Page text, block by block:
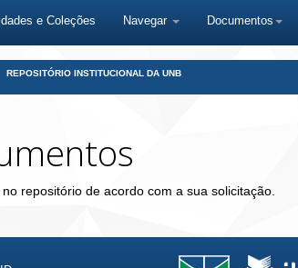
e Coleções Navegar Documentos
REPOSITÓRIO INSTITUCIONAL DA UNB
repositório de acordo com a sua solicitação.